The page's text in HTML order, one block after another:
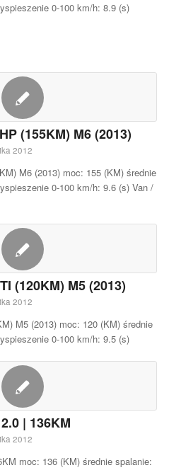
0-100 km/h: 8.9 (s)
(155KM) M6 (2013)
2012
M6 (2013) moc: 155 (KM) średnie
0-100 km/h: 9.6 (s) Van /
(120KM) M5 (2013)
2012
M5 (2013) moc: 120 (KM) średnie
0-100 km/h: 9.5 (s)
| 136KM
2012
moc: 136 (KM) średnie spalanie: